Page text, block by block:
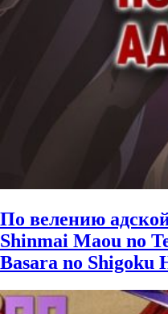
По велению
Shinmai Maou no
Basara no Shigoku